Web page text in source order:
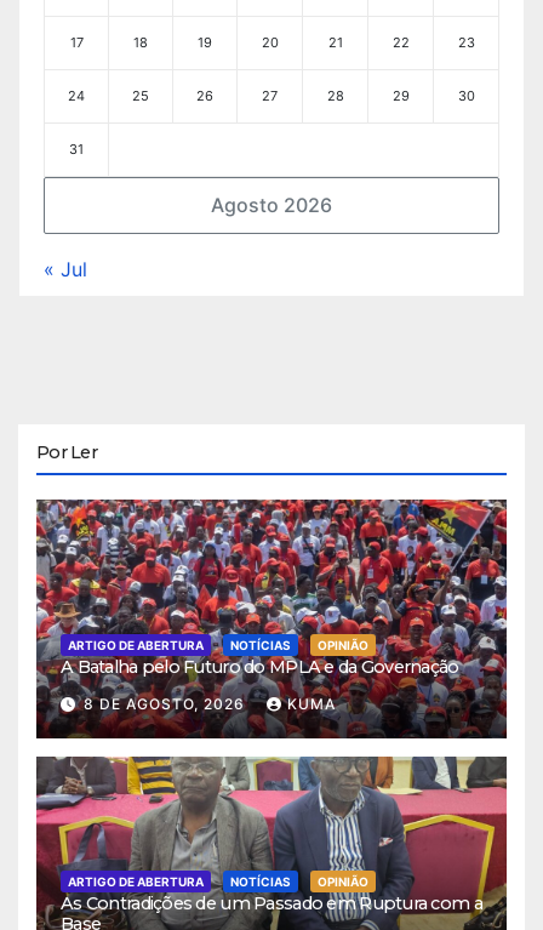
Agosto 2026
17 18 19 20 21 22 23
24 25 26 27 28 29 30
31
« Jul
Por Ler
ARTIGO DE ABERTURA NOTÍCIAS OPINIÃO
A Batalha pelo Futuro do MPLA e da Governação
8 DE AGOSTO, 2026 KUMA
ARTIGO DE ABERTURA NOTÍCIAS OPINIÃO
As Contradições de um Passado em Ruptura com a
Base